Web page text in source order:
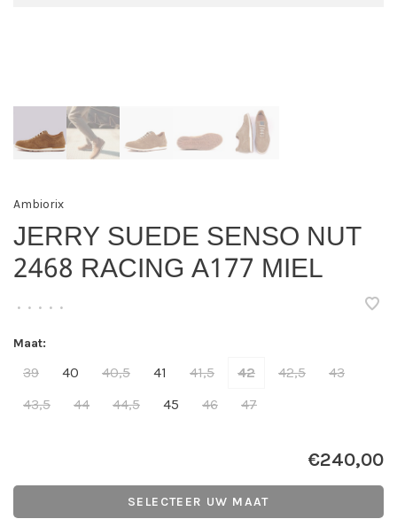
Ambiorix
JERRY SUEDE SENSO NUT
2468 RACING A177 MIEL
• • • • •
Maat:
39 40 40,5 41 41,5 42 42,5
43
43,5
44 44,5 45 46 47
€240,00
SELECTEER UW MAAT